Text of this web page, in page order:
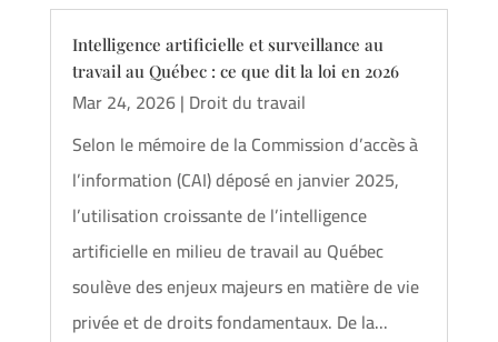
Intelligence artificielle et surveillance au
travail au Québec : ce que dit la loi en 2026
Mar 24, 2026| Droit du travail
Selon le mémoire de la Commission d’accès à
l’information (CAI) déposé en janvier 2025,
l’utilisation croissante de l’intelligence
artificielle en milieu de travail au Québec
soulève des enjeux majeurs en matière de vie
privée et de droits fondamentaux. De la...